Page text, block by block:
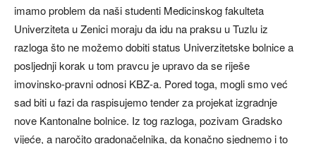
imamo problem da naši studenti Medicinskog fakulteta
Univerziteta u Zenici moraju da idu na praksu u Tuzlu iz
razloga što ne možemo dobiti status Univerzitetske bolnice a
posljednji korak u tom pravcu je upravo da se riješe
imovinsko-pravni odnosi KBZ-a. Pored toga, mogli smo već
sad biti u fazi da raspisujemo tender za projekat izgradnje
nove Kantonalne bolnice. Iz tog razloga, pozivam Gradsko
vijeće, a naročito gradonačelnika, da konačno sjednemo i to